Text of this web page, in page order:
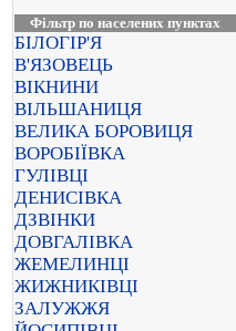
Фільтр по населених пунктах
БІЛОГІР'Я
В'ЯЗОВЕЦЬ
ВІКНИНИ
ВІЛЬШАНИЦЯ
ВЕЛИКА БОРОВИЦЯ
ВОРОБІЇВКА
ГУЛІВЦІ
ДЕНИСІВКА
ДЗВІНКИ
ДОВГАЛІВКА
ЖЕМЕЛИНЦІ
ЖИЖНИКІВЦІ
ЗАЛУЖЖЯ